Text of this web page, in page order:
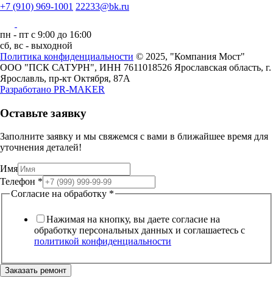
+7 (910) 969-1001 22233@bk.ru
пн - пт с 9:00 до 16:00
сб, вс - выходной
Политика конфиденциальности © 2025, "Компания Мост"
ООО "ПСК САТУРН", ИНН 7611018526 Ярославская область, г.
Ярославль, пр-кт Октября, 87А
Разработано PR-MAKER
Оставьте заявку
Заполните заявку и мы свяжемся с вами в ближайшее время для
уточнения деталей!
Имя
Телефон
Согласие
Телефон *
Согласие на обработку *
Нажимая на кнопку, вы даете согласие на
обработку персональных данных и соглашаетесь c
политикой конфиденциальности
Заказать ремонт